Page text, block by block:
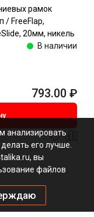
рамок
/ FreeFlap,
20мм, никель
В наличии
793.00 ₽
анализировать
его лучше.
вы
файлов